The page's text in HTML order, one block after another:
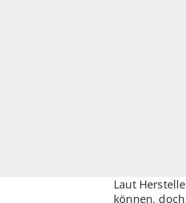
Laut
können,